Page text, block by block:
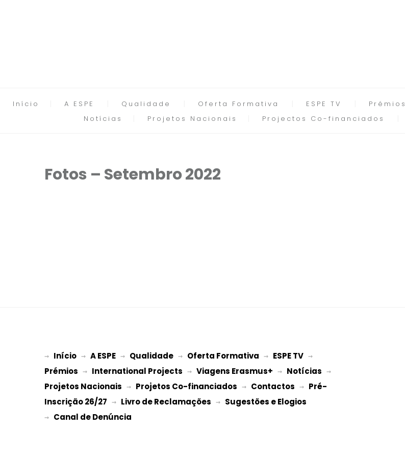
Início A ESPE Qualidade Oferta Formativa ESPE TV Prémios
Notícias
Projetos Nacionais Projectos Co-financiados
Fotos – Setembro 2022
→ Início → A ESPE → Qualidade → Oferta Formativa → ESPE TV
Prémios → International Projects → Viagens Erasmus+ → Notícias
Projetos Nacionais → Projetos Co-financiados → Contactos → Pré-
Inscrição 26/27 → Livro de Reclamações → Sugestões e Elogios
→